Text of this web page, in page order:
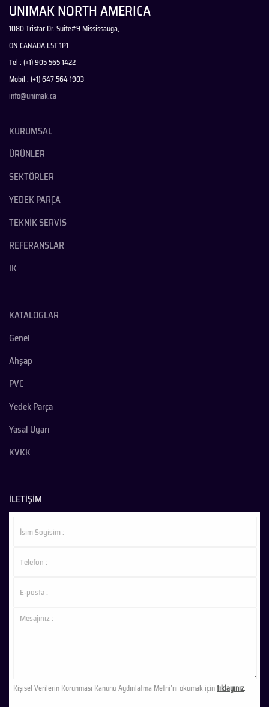
UNIMAK NORTH AMERICA
1080 Tristar Dr. Suite#9 Mississauga,
ON CANADA L5T 1P1
Tel : (+1) 905 565 1422
Mobil : (+1) 647 564 1903
info@unimak.ca
KURUMSAL
ÜRÜNLER
SEKTÖRLER
YEDEK PARÇA
TEKNİK SERVİS
REFERANSLAR
IK
KATALOGLAR
Genel
Ahşap
PVC
Yedek Parça
Yasal Uyarı
KVKK
İLETİŞİM
Kişisel Verilerin Korunması Kanunu Aydınlatma Metni’ni okumak içintıklayınız.